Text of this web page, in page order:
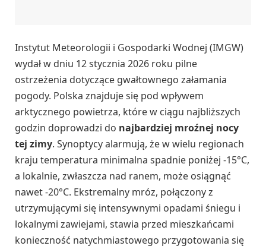
Instytut Meteorologii i Gospodarki Wodnej (IMGW)
wydał w dniu 12 stycznia 2026 roku pilne
ostrzeżenia dotyczące gwałtownego załamania
pogody. Polska znajduje się pod wpływem
arktycznego powietrza, które w ciągu najbliższych
godzin doprowadzi do najbardziej mroźnej nocy
tej zimy. Synoptycy alarmują, że w wielu regionach
kraju temperatura minimalna spadnie poniżej -15°C,
a lokalnie, zwłaszcza nad ranem, może osiągnąć
nawet -20°C. Ekstremalny mróz, połączony z
utrzymującymi się intensywnymi opadami śniegu i
lokalnymi zawiejami, stawia przed mieszkańcami
konieczność natychmiastowego przygotowania się